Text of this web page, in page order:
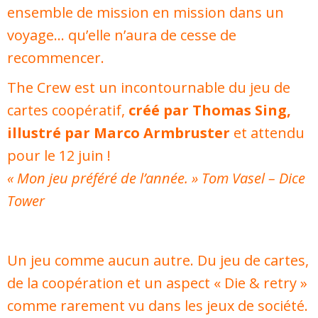
ensemble de mission en mission dans un
voyage… qu’elle n’aura de cesse de
recommencer.
The Crew est un incontournable du jeu de
cartes coopératif, créé par Thomas Sing,
illustré par Marco Armbruster et attendu
pour le 12 juin !
« Mon jeu préféré de l’année. » Tom Vasel – Dice
Tower
Un jeu comme aucun autre. Du jeu de cartes,
de la coopération et un aspect « Die & retry »
comme rarement vu dans les jeux de société.